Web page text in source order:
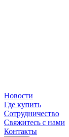
Новости
Где купить
Сотрудничество
Свяжитесь с нами
Контакты